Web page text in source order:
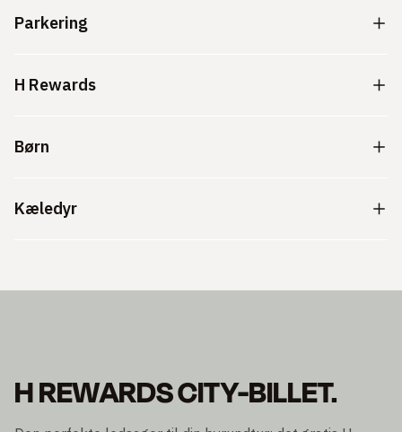
Parkering
H Rewards
Børn
Kæledyr
H REWARDS CITY-BILLET.